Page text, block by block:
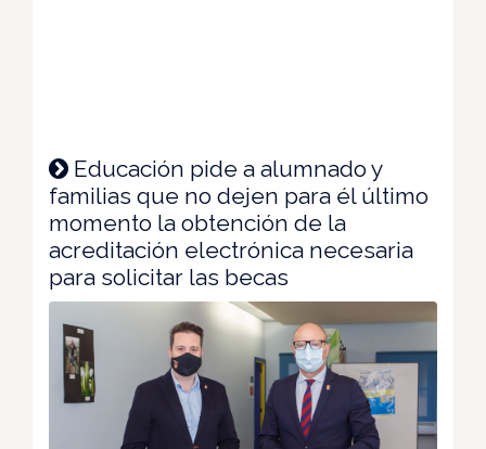
Educación pide a alumnado y
familias que no dejen para él último
momento la obtención de la
acreditación electrónica necesaria
para solicitar las becas